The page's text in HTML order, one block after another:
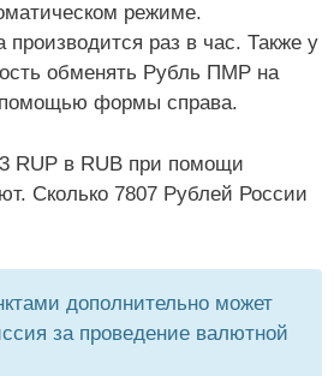
режиме.
производится раз в час. Также у
обменять Рубль ПМР на
формы справа.
RUP в RUB при помощи
Сколько 7807 Рублей России
дополнительно может
за проведение валютной